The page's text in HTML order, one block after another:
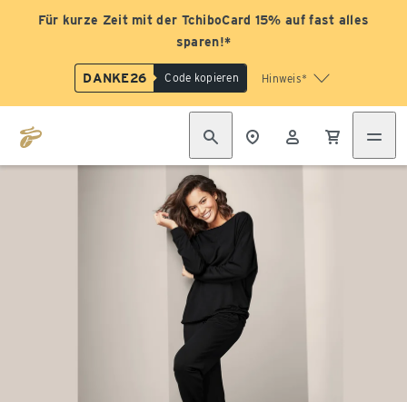
Für kurze Zeit mit der TchiboCard 15% auf fast alles
sparen!*
DANKE26 Code kopieren Hinweis*